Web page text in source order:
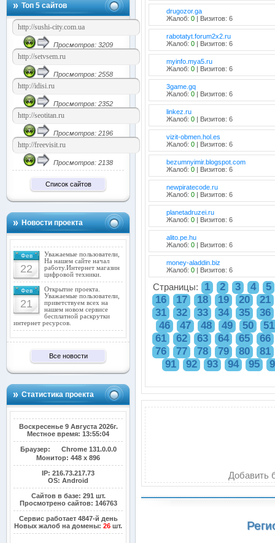
Топ 5 сайтов
Просмотров: 3209
Просмотров: 2558
Просмотров: 2352
Просмотров: 2196
Просмотров: 2138
Список сайтов
Новости проекта
Фев
22
Уважаемые пользователи,
На нашем сайте начал
работу.Интернет магазин
цифровой техники.
Фев
21
Открытие проекта.
Уважаемые пользователи,
приветствуем всех на
нашем новом сервисе
бесплатной раскрутки
интернет ресурсов.
Все новости
Статистика проекта
Воскресенье 9 Августа 2026г.
Местное время: 13:55:04
Браузер:
Chrome 131.0.0.0
Монитор: 448 x 896
IP: 216.73.217.73
OS: Android
Сайтов в базе: 291 шт.
Просмотрено сайтов: 146763
Сервис работает 4847-й день
Новых жалоб на домены: 26 шт.
drugozor.ga
Жалоб: 0 | Визитов: 6
rabotatyt.forum2x2.ru
Жалоб: 0 | Визитов: 6
myinfo.mya5.ru
Жалоб: 0 | Визитов: 6
3game.gq
Жалоб: 0 | Визитов: 6
linkez.ru
Жалоб: 0 | Визитов: 6
vizit-obmen.hol.es
Жалоб: 0 | Визитов: 6
bezumnyimir.blogspot.com
Жалоб: 0 | Визитов: 6
newpiratecode.ru
Жалоб: 0 | Визитов: 6
planetadruzei.ru
Жалоб: 0 | Визитов: 6
alito.pe.hu
Жалоб: 0 | Визитов: 6
money-aladdin.biz
Жалоб: 0 | Визитов: 6
Страницы: 1 2 3 4
5
16
17 18 19 20
21
31
32 33 34 35
36
46
47 48 49 50
51
61
62 63 64 65
66
76
77 78 79 80
81
91
92 93 94 95
Добавить